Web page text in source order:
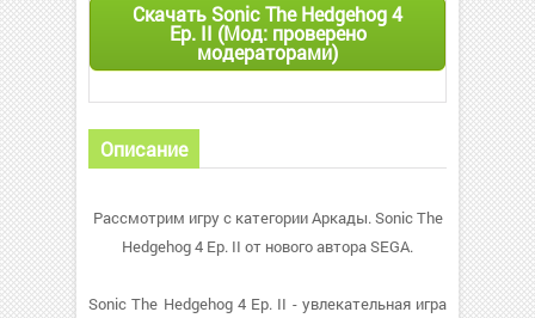
Скачать Sonic The Hedgehog 4
Ep. II (Мод: проверено
модераторами)
Описание
Рассмотрим игру с категории Аркады. Sonic The
Hedgehog 4 Ep. II от нового автора SEGA.
Sonic The Hedgehog 4 Ep. II - увлекательная игра